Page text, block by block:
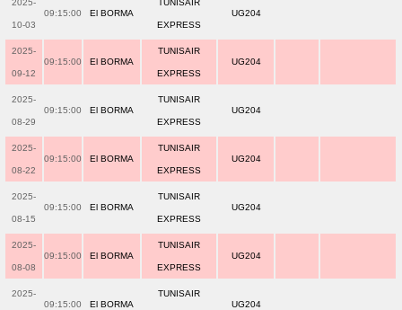
2025-
10-03
09:15:00 El BORMA
TUNISAIR
EXPRESS
UG204
2025-
09-12
09:15:00 El BORMA
TUNISAIR
EXPRESS
UG204
2025-
08-29
09:15:00 El BORMA
TUNISAIR
EXPRESS
UG204
2025-
08-22
09:15:00 El BORMA
TUNISAIR
EXPRESS
UG204
2025-
08-15
09:15:00 El BORMA
TUNISAIR
EXPRESS
UG204
2025-
08-08
09:15:00 El BORMA
TUNISAIR
EXPRESS
UG204
2025-
09:15:00 El BORMA
TUNISAIR
UG204